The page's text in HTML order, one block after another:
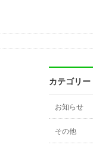
カテゴリー
お知らせ
その他